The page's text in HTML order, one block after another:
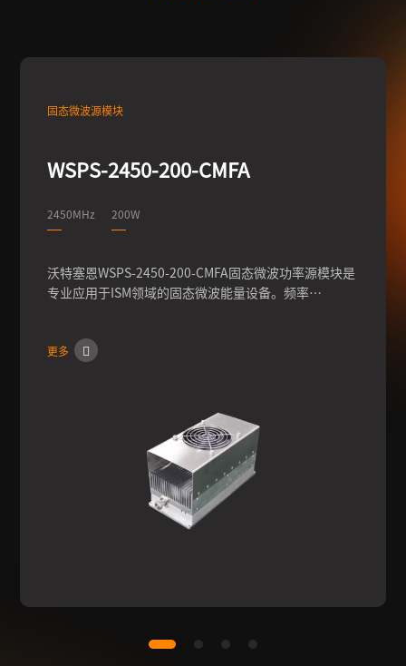
固态微波源模块
WSPS-2450-200-CMFA
2450MHz 200W
沃特塞恩WSPS-2450-200-CMFA固态微波功率源模块是
专业应用于ISM领域的固态微波能量设备。频率
功率1-200W的调节。
更多